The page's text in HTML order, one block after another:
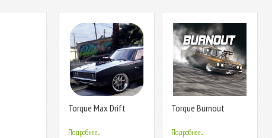
Torque Max Drift
Подробнее...
Torque Burnout
Подробнее...